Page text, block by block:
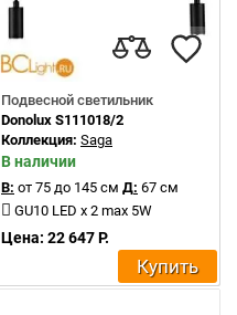
Подвесной светильник
Donolux S111018/2
Коллекция: Saga
В наличии
В: от 75 до 145 см Д: 67 см
GU10 LED x 2 max 5W
Цена: 22 647 Р.
Купить